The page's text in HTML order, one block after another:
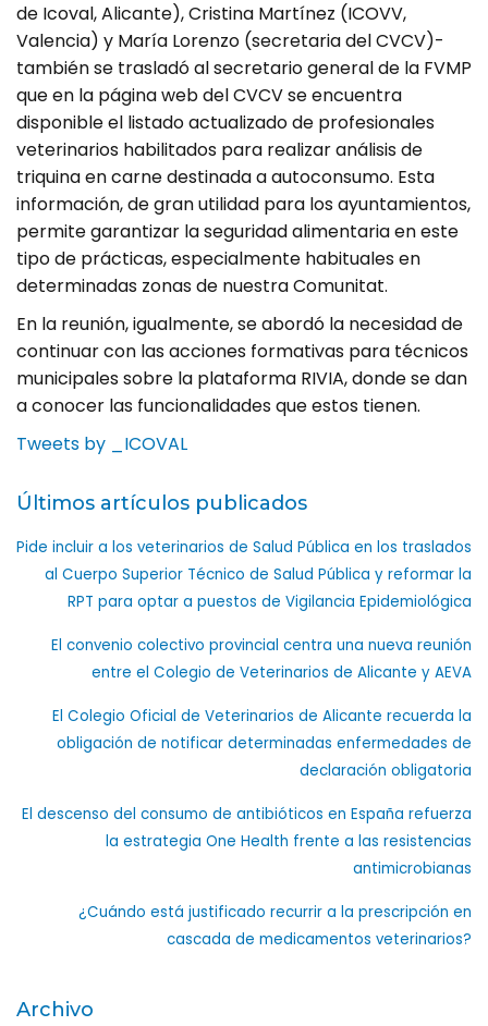
de Icoval, Alicante), Cristina Martínez (ICOVV,
Valencia) y María Lorenzo (secretaria del CVCV)-
también se trasladó al secretario general de la FVMP
que en la página web del CVCV se encuentra
disponible el listado actualizado de profesionales
veterinarios habilitados para realizar análisis de
triquina en carne destinada a autoconsumo. Esta
información, de gran utilidad para los ayuntamientos,
permite garantizar la seguridad alimentaria en este
tipo de prácticas, especialmente habituales en
determinadas zonas de nuestra Comunitat.
En la reunión, igualmente, se abordó la necesidad de
continuar con las acciones formativas para técnicos
municipales sobre la plataforma RIVIA, donde se dan
a conocer las funcionalidades que estos tienen.
Tweets by _ICOVAL
Últimos artículos publicados
Pide incluir a los veterinarios de Salud Pública en los traslados
al Cuerpo Superior Técnico de Salud Pública y reformar la
RPT para optar a puestos de Vigilancia Epidemiológica
El convenio colectivo provincial centra una nueva reunión
entre el Colegio de Veterinarios de Alicante y AEVA
El Colegio Oficial de Veterinarios de Alicante recuerda la
obligación de notificar determinadas enfermedades de
declaración obligatoria
El descenso del consumo de antibióticos en España refuerza
la estrategia One Health frente a las resistencias
antimicrobianas
¿Cuándo está justificado recurrir a la prescripción en
cascada de medicamentos veterinarios?
Archivo